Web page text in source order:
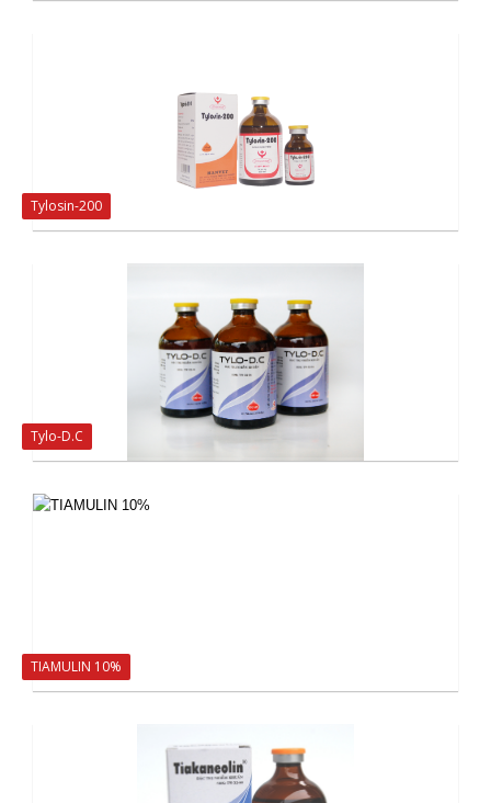
Tylosin-200
Tylo-D.C
TIAMULIN 10%